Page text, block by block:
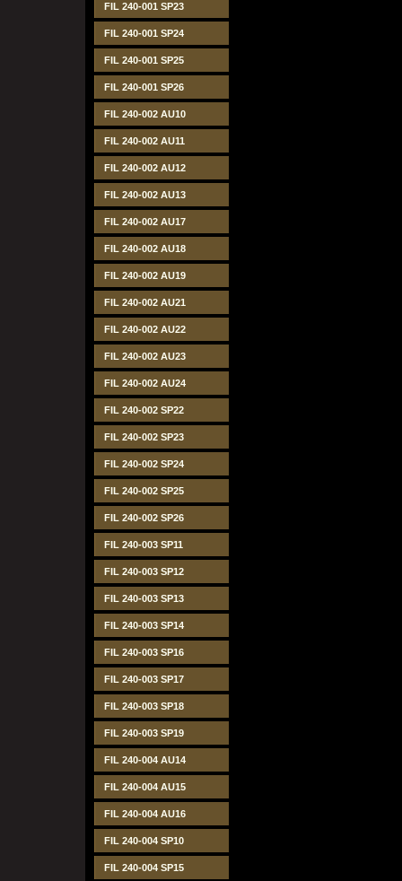
FIL 240-001 SP23
FIL 240-001 SP24
FIL 240-001 SP25
FIL 240-001 SP26
FIL 240-002 AU10
FIL 240-002 AU11
FIL 240-002 AU12
FIL 240-002 AU13
FIL 240-002 AU17
FIL 240-002 AU18
FIL 240-002 AU19
FIL 240-002 AU21
FIL 240-002 AU22
FIL 240-002 AU23
FIL 240-002 AU24
FIL 240-002 SP22
FIL 240-002 SP23
FIL 240-002 SP24
FIL 240-002 SP25
FIL 240-002 SP26
FIL 240-003 SP11
FIL 240-003 SP12
FIL 240-003 SP13
FIL 240-003 SP14
FIL 240-003 SP16
FIL 240-003 SP17
FIL 240-003 SP18
FIL 240-003 SP19
FIL 240-004 AU14
FIL 240-004 AU15
FIL 240-004 AU16
FIL 240-004 SP10
FIL 240-004 SP15